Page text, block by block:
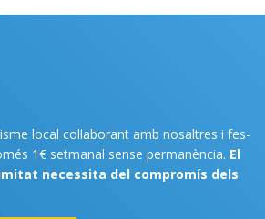
local col·laborant amb nosaltres i fes-
1€ setmanal sense permanència. El
necessita del compromís dels